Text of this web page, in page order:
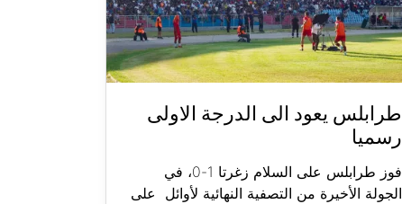
طرابلس يعود الى الدرجة الاولى
رسميا
فوز طرابلس على السلام زغرتا 1-0، في
الجولة الأخيرة من التصفية النهائية لأوائل على